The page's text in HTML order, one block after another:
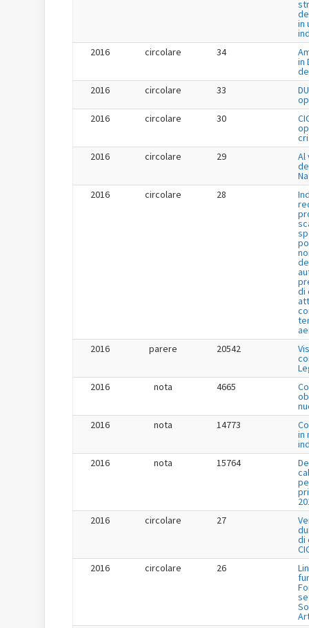
in
2016
circolare 34
in
2016
circolare 33
2016
circolare 30
2016
circolare 29 Al
2016
circolare 28
di
2016
parere 20542
2016
nota 4665
2016
nota 14773
in
2016
nota 15764
2016
circolare 27
di
2016
circolare 26